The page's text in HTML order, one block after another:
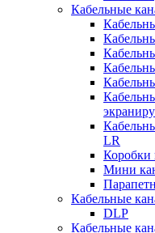
Кабельные
LR
Коробки
Мини
Кабельные
DLP
Кабельные